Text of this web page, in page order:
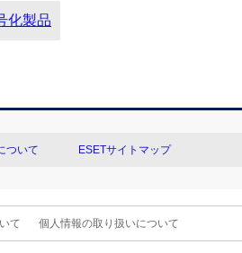
化製品
ついて ESETサイトマップ
て 個人情報の取り扱いについて